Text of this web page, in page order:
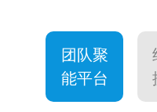
团队聚
能平台